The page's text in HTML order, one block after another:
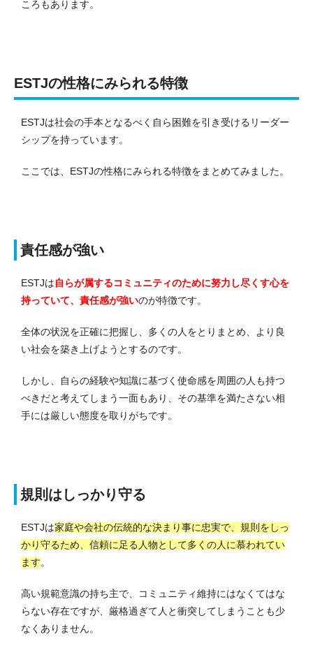
ころもあります。
ESTJの性格にみられる特徴
ESTJは社会の手本となるべく自ら困難を引き受けるリーダー
シップを持っています。
ここでは、ESTJの性格にみられる特徴をまとめてみました。
責任感が強い
ESTJは自らが属するコミュニティのために努力し尽くす心を
持っていて、責任感が強いのが特徴です。
全体の状況を正確に把握し、多くの人をとりまとめ、より良
い社会を築き上げようとするのです。
しかし、自らの経験や知識に基づく使命感を周囲の人も持つ
べきだと考えてしまう一面もあり、その基準を満たさない相
手には厳しい態度を取りがちです。
規則はしっかり守る
ESTJは家庭や会社の伝統的な決まり事に忠実で、規則をしっ
かり守るため、信頼に足る人物として多くの人に慕われてい
ます。
高い規範意識の持ち主で、コミュニティ維持にはなくてはな
らない存在ですが、厳格過ぎて人と衝突してしまうことも少
なくありません。